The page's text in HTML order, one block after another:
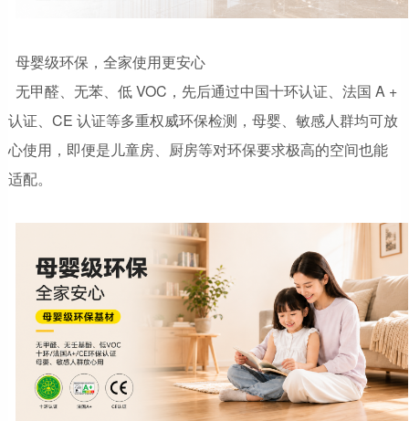
母婴级环保，全家使用更安心
无甲醛、无苯、低 VOC，先后通过中国十环认证、法国 A +
认证、CE 认证等多重权威环保检测，母婴、敏感人群均可放
心使用，即便是儿童房、厨房等对环保要求极高的空间也能
适配。